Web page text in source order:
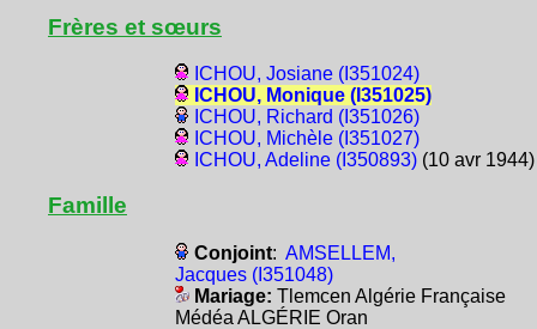
Frères et sœurs
ICHOU, Josiane (I351024)
ICHOU, Monique (I351025)
ICHOU, Richard (I351026)
ICHOU, Michèle (I351027)
ICHOU, Adeline (I350893)(10 avr 1944)
Famille
Conjoint: AMSELLEM,
Jacques (I351048)
Mariage: Tlemcen Algérie Française
Médéa ALGÉRIE Oran